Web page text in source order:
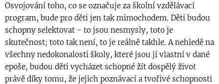
Osvojování toho, co se označuje za školní vzdělávací
program, bude pro děti jen tak mimochodem. Děti budou
schopny selektovat - to jsou nesmysly, toto je
skutečnost; toto tak není, to je reálně takhle. A nehledě na
všechny nedokonalosti školy, které jsou jí vlastní v dané
epoše, budou děti vycházet schopné žít dospělý život
právě díky tomu, že jejich poznávací a tvořivé schopnosti